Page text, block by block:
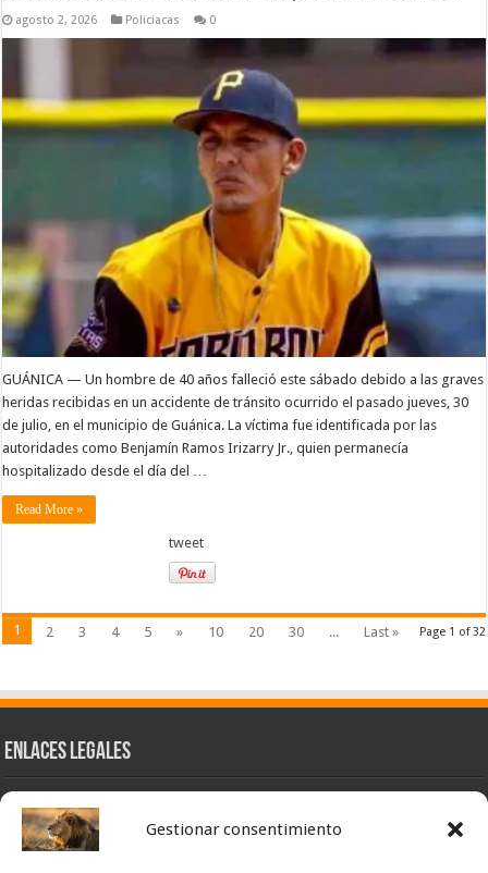
Gestionar consentimiento
agosto 2, 2026 Policiacas 0
GUÁNICA — Un hombre de 40 años falleció este sábado debido a las graves
heridas recibidas en un accidente de tránsito ocurrido el pasado jueves, 30
de julio, en el municipio de Guánica. La víctima fue identificada por las
autoridades como Benjamín Ramos Irizarry Jr., quien permanecía
hospitalizado desde el día del …
Read More »
tweet
Page 1 of 32
1 2 3 4 5 » 10 20 30 ... Last »
Enlaces Legales
Nuestra Esencia
Pulso Global